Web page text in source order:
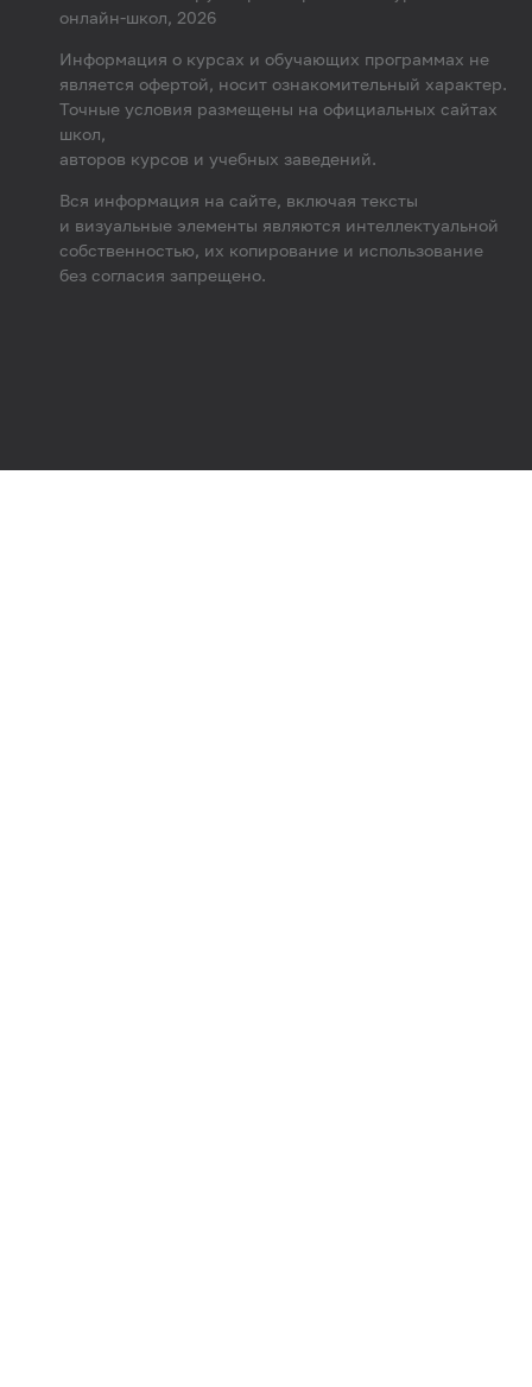
онлайн-школ, 2026
Информация о курсах и обучающих программах не
является офертой, носит ознакомительный характер.
Точные условия размещены на официальных сайтах
школ,
авторов курсов и учебных заведений.
Вся информация на сайте, включая тексты
и визуальные элементы являются интеллектуальной
собственностью, их копирование и использование
без согласия запрещено.